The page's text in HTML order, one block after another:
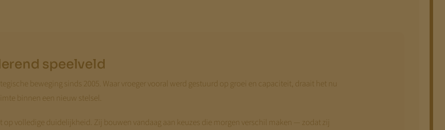
speelveld
beweging sinds 2005. Waar vroeger vooral werd gestuurd op groei en capaciteit, draait het nu
binnen een nieuw stelsel.
volledige duidelijkheid. Zij bouwen vandaag aan keuzes die morgen verschil maken — zodat zij